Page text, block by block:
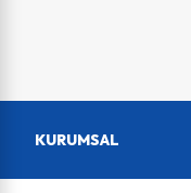
KURUMSAL